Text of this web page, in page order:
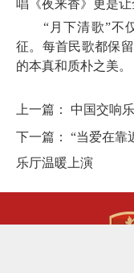
唱《夜来香》更是让
“月下清歌”不仅
征。每首民歌都保
的本真和质朴之美。
上一篇： 中国交响
下一篇： “当爱在靠
乐厅温暖上演